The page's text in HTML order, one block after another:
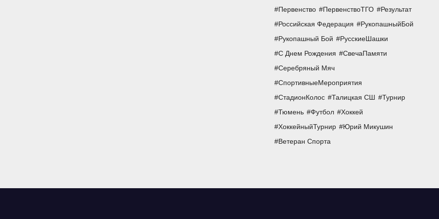
Первенство
ПервенствоТГО
Результат
Российская Федерация
РукопашныйБой
Рукопашный Бой
РусскиеШашки
С Днем Рождения
СвечаПамяти
Серебряный Мяч
СпортивныеМероприятия
СтадионКолос
Талицкая СШ
Турнир
Тюмень
Футбол
Хоккей
ХоккейныйТурнир
Юрий Микушин
Ветеран Спорта